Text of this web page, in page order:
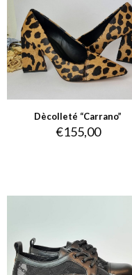
Dècolleté “Carrano”
€155,00